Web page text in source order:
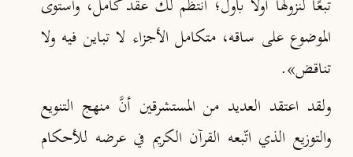
تبعًا لنزولها أولًا بأول؛ انتظم لك عقد كامل، واستوى
الموضوع على ساقه، متكامل الأجزاء لا تباين فيه ولا
تناقض».
ولقد اعتقد العديد من المستشرقين أنَّ منهج التنويع
والتوزيع الذي اتّبعه القرآن الكريم في عرضه للأحكام